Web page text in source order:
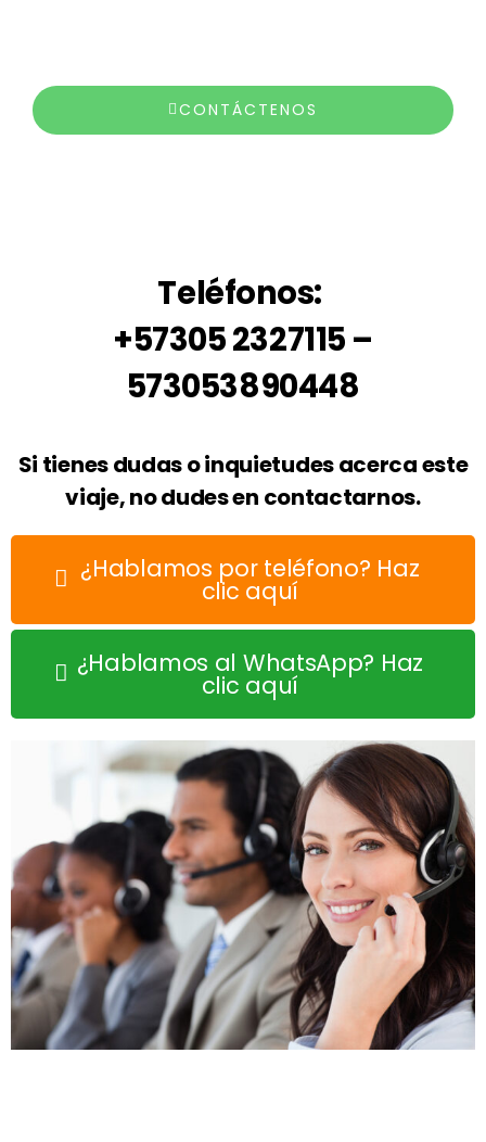
CONTÁCTENOS
Teléfonos:
+57305 2327115 –
573053890448
Si tienes dudas o inquietudes acerca este
viaje, no dudes en contactarnos.
¿Hablamos por teléfono? Haz
clic aquí
¿Hablamos al WhatsApp? Haz
clic aquí